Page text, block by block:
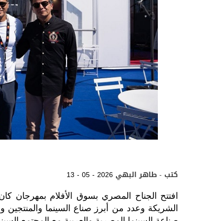
13 - 05 - 2026 كتب - طاهر البهي
افتتح الجناح المصري بسوق الأفلام بمهرجان
الشريكة وعدد من أبرز صناع السينما والمنتجين